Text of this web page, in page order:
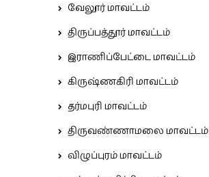
வேலூர் மாவட்டம்
திருப்பத்தூர் மாவட்டம்
இராணிப்பேட்டை மாவட்டம்
கிருஷ்ணகிரி மாவட்டம்
தர்மபுரி மாவட்டம்
திருவண்ணாமலை மாவட்டம்
விழுப்புரம் மாவட்டம்